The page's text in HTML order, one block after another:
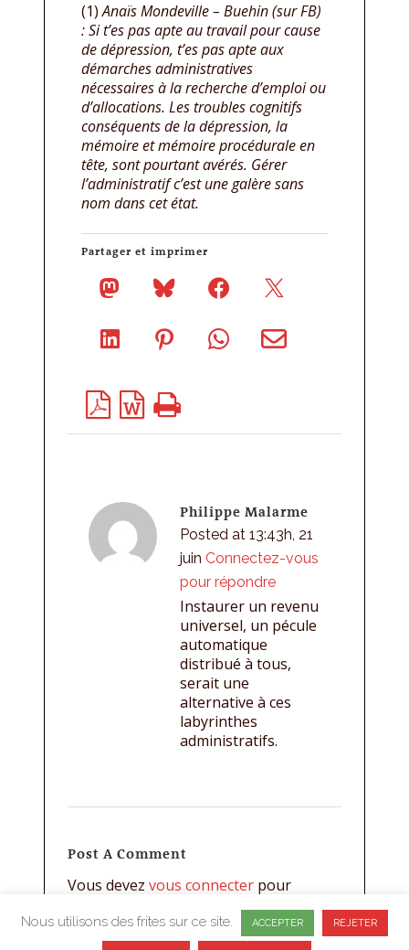
(1)Anaïs Mondeville – Buehin (sur FB)
: Si t’es pas apte au travail pour cause
de dépression, t’es pas apte aux
démarches administratives
nécessaires à la recherche d’emploi ou
d’allocations. Les troubles cognitifs
conséquents de la dépression, la
mémoire et mémoire procédurale en
tête, sont pourtant avérés. Gérer
l’administratif c’est une galère sans
nom dans cet état.
Partager et imprimer
Philippe Malarme
Posted at 13:43h, 21
juin Connectez-vous
pour répondre
Instaurer un revenu
universel, un pécule
automatique
distribué à tous,
serait une
alternative à ces
labyrinthes
administratifs.
Post A Comment
Vous devez vous connecter pour
Nous utilisons des frites sur ce site. ACCEPTER REJETER